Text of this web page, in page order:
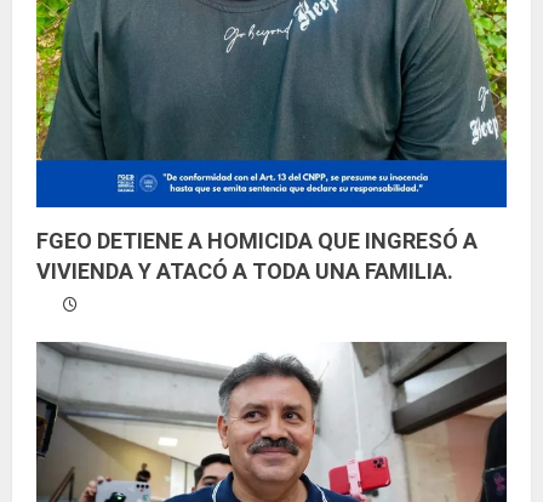
FGEO DETIENE A HOMICIDA QUE INGRESÓ A
VIVIENDA Y ATACÓ A TODA UNA FAMILIA.